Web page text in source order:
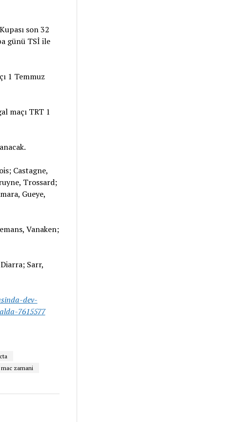
son 32
günü TSİ ile
1 Temmuz
maçı TRT 1
Castagne,
Trossard;
Gueye,
Vanaken;
Sarr,
dev-
7615577
mac zamani